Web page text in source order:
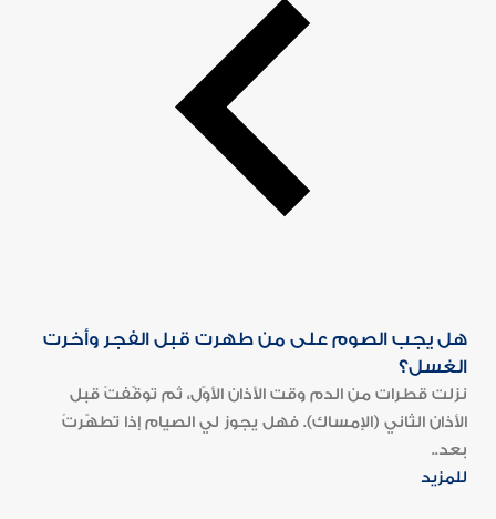
هل يجب الصوم على من طهرت قبل الفجر وأخرت
الغسل؟
نزلت قطرات من الدم وقت الأذان الأوّل، ثم توقّفتْ قبل
الأذان الثاني (الإمساك). فهل يجوز لي الصيام إذا تطهّرتُ
بعد..
للمزيد